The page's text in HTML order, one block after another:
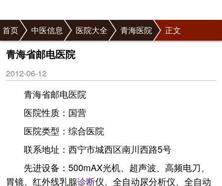
首页 中医信息 医院大全 青海医院 正文
青海省邮电医院
2012-06-12
青海省邮电医院
医院性质：国营
医院类型：综合医院
联系地址：西宁市城西区南川西路5号
先进设备：500mAX光机、超声波、高频电刀、
胃镜、红外线乳腺诊断仪、全自动尿分析仪、全自动